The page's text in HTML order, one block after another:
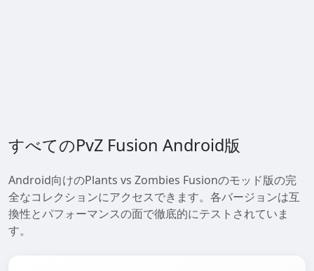
すべてのPvZ Fusion Android版
Android向けのPlants vs Zombies Fusionのモッド版の完
全なコレクションにアクセスできます。各バージョンは互
換性とパフォーマンスの面で徹底的にテストされていま
す。